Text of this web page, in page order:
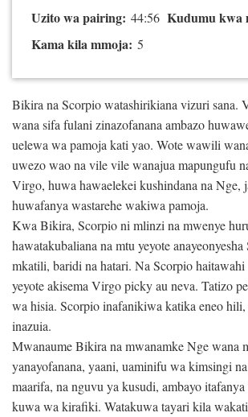
Uzito wa pairing: 44:56
Kama kila mmoja: 5
Kudumu kwa
Bikira na Scorpio watashirikiana vizuri sana.
wana sifa fulani zinazofanana ambazo
uelewa wa pamoja kati yao. Wote wawili
uwezo wao na vile vile wanajua mapungufu
Virgo, huwa hawaelekei kushindana na Nge,
huwafanya wastarehe wakiwa pamoja.
Kwa Bikira, Scorpio ni mlinzi na mwenye
hawatakubaliana na mtu yeyote
mkatili, baridi na hatari. Na Scorpio
yeyote akisema Virgo picky au neva. Tatizo
wa hisia. Scorpio inafanikiwa katika eneo
inazuia.
Mwanaume Bikira na mwanamke Nge wana
yanayofanana, yaani, uaminifu wa kimsingi
maarifa, na nguvu ya kusudi, ambayo
kuwa wa kirafiki. Watakuwa tayari kila